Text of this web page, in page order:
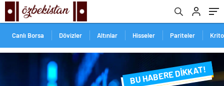
Canlı Borsa Dövizler Altınlar Hisseler Pariteler
SON DAKİKA
FLAŞ FLAŞ...
BU HABERE DİKKAT!